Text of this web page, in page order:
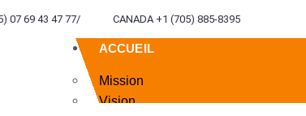
07 69 43 47 77/ CANADA +1 (705) 885-8395
ACCUEIL
Mission
Vision